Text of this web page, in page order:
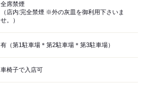
全席禁煙
（店内:完全禁煙 ※外の灰皿を御利用下さいま
せ。）
有（第1駐車場＊第2駐車場＊第3駐車場）
車椅子で入店可